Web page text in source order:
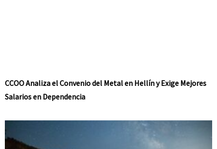
CCOO Analiza el Convenio del Metal en Hellín y Exige Mejores
Salarios en Dependencia